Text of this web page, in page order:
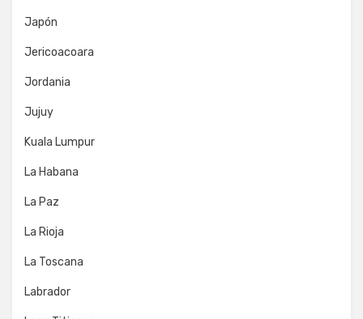
Japón
Jericoacoara
Jordania
Jujuy
Kuala Lumpur
La Habana
La Paz
La Rioja
La Toscana
Labrador